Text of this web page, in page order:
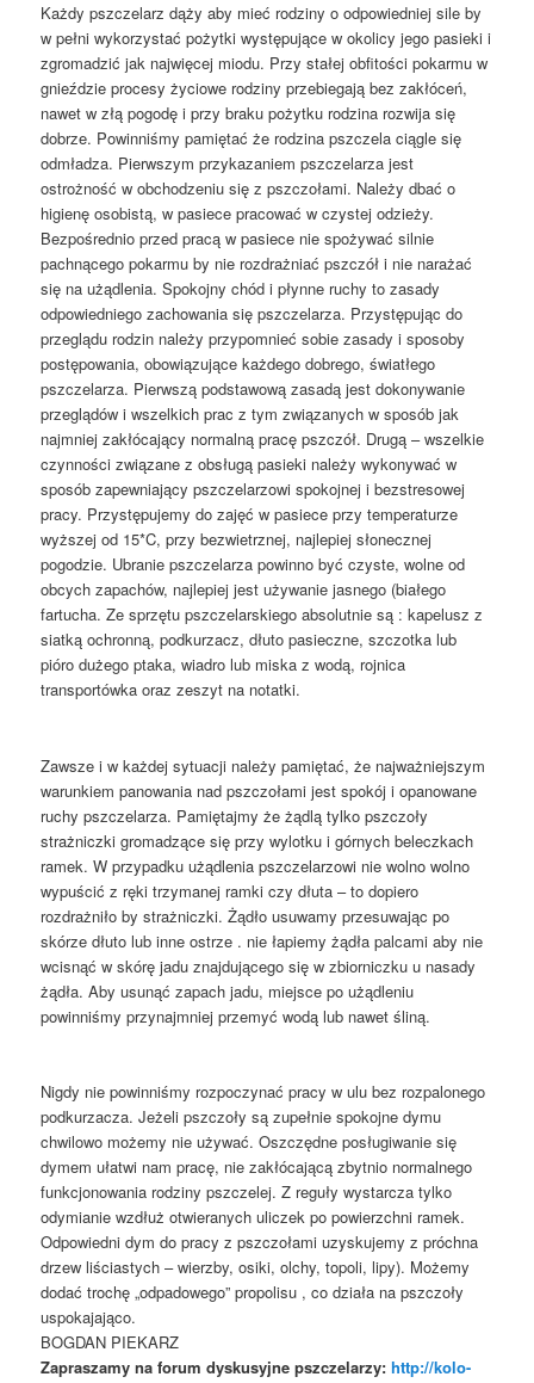
Każdy pszczelarz dąży aby mieć rodziny o odpowiedniej sile by
w pełni wykorzystać pożytki występujące w okolicy jego pasieki i
zgromadzić jak najwięcej miodu. Przy stałej obfitości pokarmu w
gnieździe procesy życiowe rodziny przebiegają bez zakłóceń,
nawet w złą pogodę i przy braku pożytku rodzina rozwija się
dobrze. Powinniśmy pamiętać że rodzina pszczela ciągle się
odmładza. Pierwszym przykazaniem pszczelarza jest
ostrożność w obchodzeniu się z pszczołami. Należy dbać o
higienę osobistą, w pasiece pracować w czystej odzieży.
Bezpośrednio przed pracą w pasiece nie spożywać silnie
pachnącego pokarmu by nie rozdrażniać pszczół i nie narażać
się na użądlenia. Spokojny chód i płynne ruchy to zasady
odpowiedniego zachowania się pszczelarza. Przystępując do
przeglądu rodzin należy przypomnieć sobie zasady i sposoby
postępowania, obowiązujące każdego dobrego, światłego
pszczelarza. Pierwszą podstawową zasadą jest dokonywanie
przeglądów i wszelkich prac z tym związanych w sposób jak
najmniej zakłócający normalną pracę pszczół. Drugą – wszelkie
czynności związane z obsługą pasieki należy wykonywać w
sposób zapewniający pszczelarzowi spokojnej i bezstresowej
pracy. Przystępujemy do zajęć w pasiece przy temperaturze
wyższej od 15*C, przy bezwietrznej, najlepiej słonecznej
pogodzie. Ubranie pszczelarza powinno być czyste, wolne od
obcych zapachów, najlepiej jest używanie jasnego (białego
fartucha. Ze sprzętu pszczelarskiego absolutnie są : kapelusz z
siatką ochronną, podkurzacz, dłuto pasieczne, szczotka lub
pióro dużego ptaka, wiadro lub miska z wodą, rojnica
transportówka oraz zeszyt na notatki.
Zawsze i w każdej sytuacji należy pamiętać, że najważniejszym
warunkiem panowania nad pszczołami jest spokój i opanowane
ruchy pszczelarza. Pamiętajmy że żądlą tylko pszczoły
strażniczki gromadzące się przy wylotku i górnych beleczkach
ramek. W przypadku użądlenia pszczelarzowi nie wolno wolno
wypuścić z ręki trzymanej ramki czy dłuta – to dopiero
rozdrażniło by strażniczki. Żądło usuwamy przesuwając po
skórze dłuto lub inne ostrze . nie łapiemy żądła palcami aby nie
wcisnąć w skórę jadu znajdującego się w zbiorniczku u nasady
żądła. Aby usunąć zapach jadu, miejsce po użądleniu
powinniśmy przynajmniej przemyć wodą lub nawet śliną.
Nigdy nie powinniśmy rozpoczynać pracy w ulu bez rozpalonego
podkurzacza. Jeżeli pszczoły są zupełnie spokojne dymu
chwilowo możemy nie używać. Oszczędne posługiwanie się
dymem ułatwi nam pracę, nie zakłócającą zbytnio normalnego
funkcjonowania rodziny pszczelej. Z reguły wystarcza tylko
odymianie wzdłuż otwieranych uliczek po powierzchni ramek.
Odpowiedni dym do pracy z pszczołami uzyskujemy z próchna
drzew liściastych – wierzby, osiki, olchy, topoli, lipy). Możemy
dodać trochę „odpadowego” propolisu , co działa na pszczoły
uspokajająco.
BOGDAN PIEKARZ
Zapraszamy na forum dyskusyjne pszczelarzy:http://kolo-